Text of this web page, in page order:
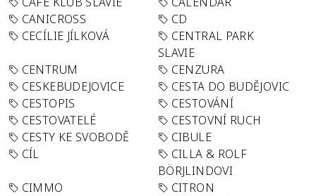
CANICROSS
CD
CECÍLIE JÍLKOVÁ
CENTRAL PARK
SLAVIE
CENTRUM
CENZURA
CESKEBUDEJOVICE
CESTA DO BUDĚJOVIC
CESTOPIS
CESTOVÁNÍ
CESTOVATELÉ
CESTOVNÍ RUCH
CESTY KE SVOBODĚ
CIBULE
CÍL
CILLA & ROLF
BÖRJLINDOVI
CIMMO
CITRON